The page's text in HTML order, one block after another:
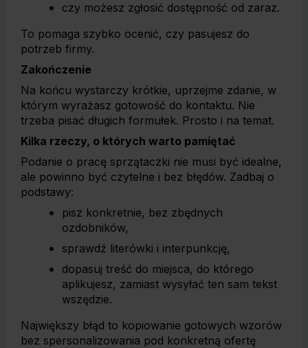
czy możesz zgłosić dostępność od zaraz.
To pomaga szybko ocenić, czy pasujesz do
potrzeb firmy.
Zakończenie
Na końcu wystarczy krótkie, uprzejme zdanie, w
którym wyrażasz gotowość do kontaktu. Nie
trzeba pisać długich formułek. Prosto i na temat.
Kilka rzeczy, o których warto pamiętać
Podanie o pracę sprzątaczki nie musi być idealne,
ale powinno być czytelne i bez błędów. Zadbaj o
podstawy:
pisz konkretnie, bez zbędnych
ozdobników,
sprawdź literówki i interpunkcję,
dopasuj treść do miejsca, do którego
aplikujesz, zamiast wysyłać ten sam tekst
wszędzie.
Największy błąd to kopiowanie gotowych wzorów
bez spersonalizowania pod konkretną ofertę